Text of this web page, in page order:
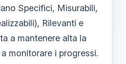
Specifici, Misurabili,
Rilevanti e
a mantenere alta la
monitorare i progressi.